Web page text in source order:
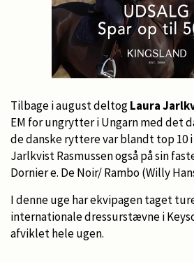
Tilbage i august deltogLaura
EM for ungrytter i Ungarn med det
de danske ryttere var blandt top 10
Jarlkvist Rasmussen også på sin
Dornier e. De Noir/ Rambo (Willy
I denne uge har ekvipagen taget
internationale dressurstævne i
afviklet hele ugen.